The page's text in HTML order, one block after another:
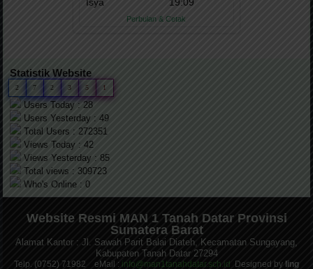
Statistik Website
2 7 2 3 5 1
Users Today : 28
Users Yesterday : 49
Total Users : 272351
Views Today : 42
Views Yesterday : 85
Total views : 309723
Who's Online : 0
Website Resmi MAN 1 Tanah Datar Provinsi
Sumatera Barat
Alamat Kantor : Jl. Sawah Parit Balai Diateh, Kecamatan Sungayang,
Kabupaten Tanah Datar 27294
Telp. (0752) 71982 eMail : info@man1tanahdatar.sch.id Designed by Iing